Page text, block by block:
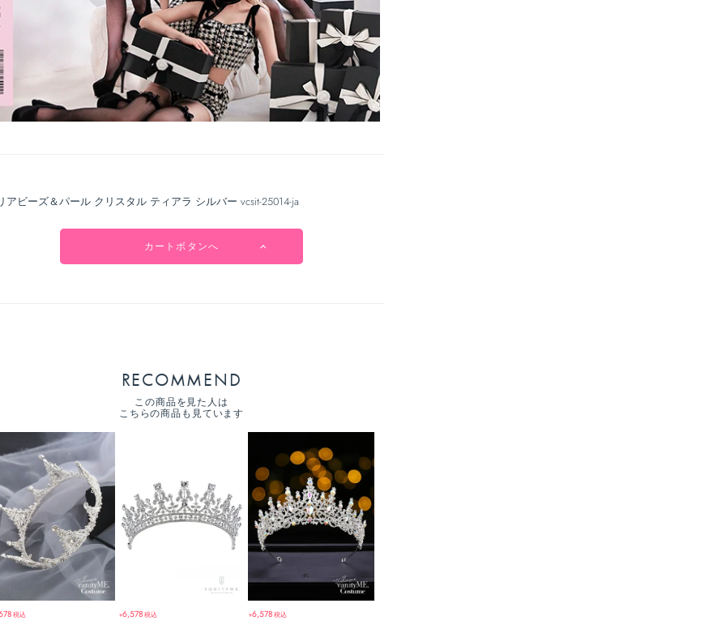
アビーズ＆パール クリスタル ティアラ シルバー vcsit-25014-ja
カートボタンへ
RECOMMEND
この商品を見た人は
こちらの商品も見ています
税込 ￥6,578税込 ￥6,578税込